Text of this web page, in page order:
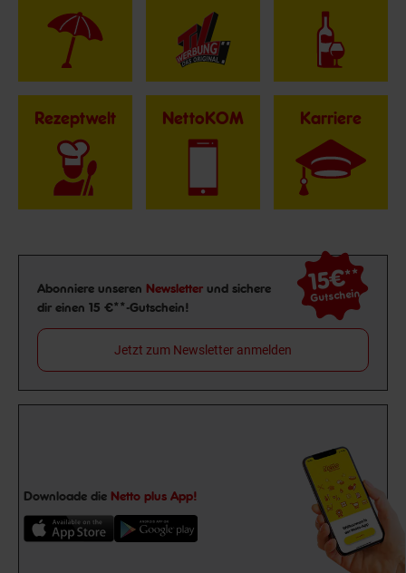
Rezeptwelt NettoKOM Karriere
Newsletter Anmeldung
Abonniere unseren Newsletter und sichere
dir einen 15 €**-Gutschein!
15€**
Gutschein
Jetzt zum Newsletter anmelden
Downloade die Netto plus App!